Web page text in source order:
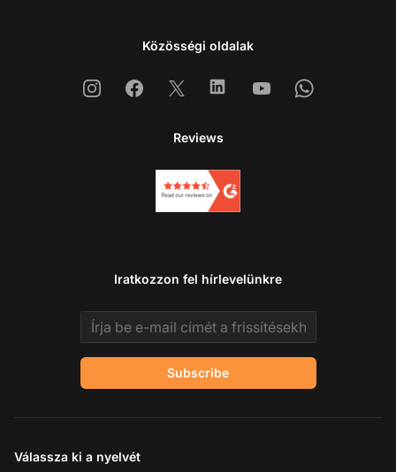
Közösségi oldalak
InstagramFacebook
X LinkedinYoutubeWhatsapp
Reviews
Iratkozzon fel hírlevelünkre
Email address
Subscribe
Válassza ki a nyelvét